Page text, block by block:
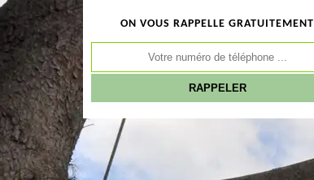
ON VOUS RAPPELLE GRATUITEMENT